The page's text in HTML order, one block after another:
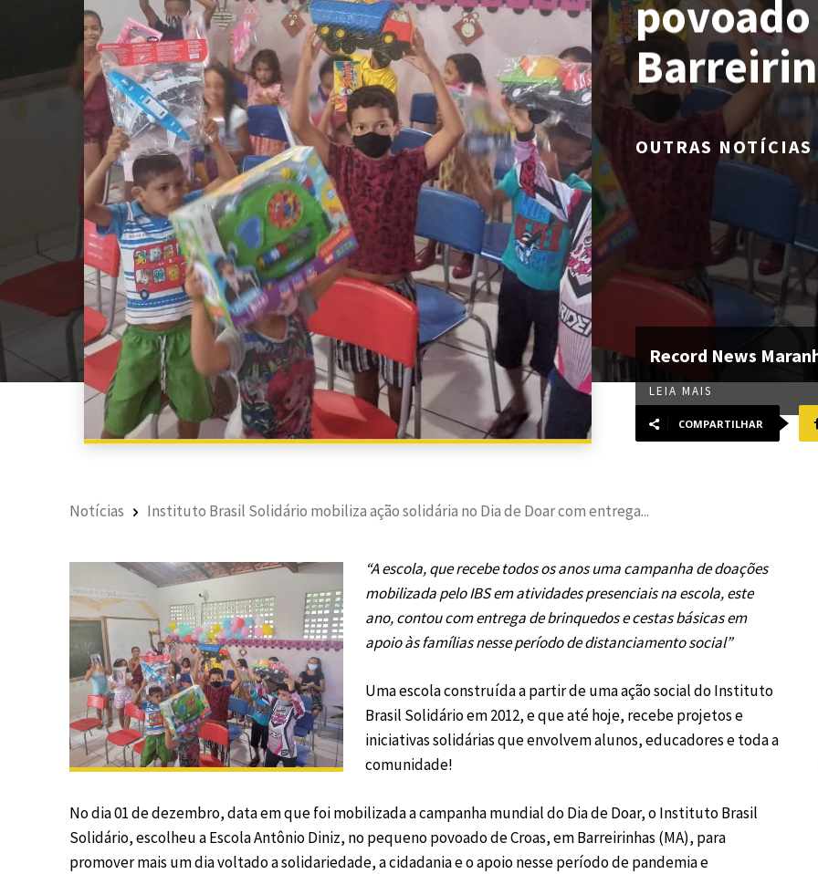
povoado
OUTRAS NOTÍCIAS
Record News
LEIA MAIS
COMPARTILHAR
Notícias Instituto Brasil Solidário mobiliza ação solidária no Dia de Doar com entrega...
“A escola, que recebe todos os anos uma campanha de doações
mobilizada pelo IBS em atividades presenciais na escola, este
ano, contou com entrega de brinquedos e cestas básicas em
apoio às famílias nesse período de distanciamento social”
Uma escola construída a partir de uma ação social do Instituto
Brasil Solidário em 2012, e que até hoje, recebe projetos e
iniciativas solidárias que envolvem alunos, educadores e toda a
comunidade!
No dia 01 de dezembro, data em que foi mobilizada a campanha mundial do Dia de Doar, o Instituto Brasil
Solidário, escolheu a Escola Antônio Diniz, no pequeno povoado de Croas, em Barreirinhas (MA), para
promover mais um dia voltado a solidariedade, a cidadania e o apoio nesse período de pandemia e